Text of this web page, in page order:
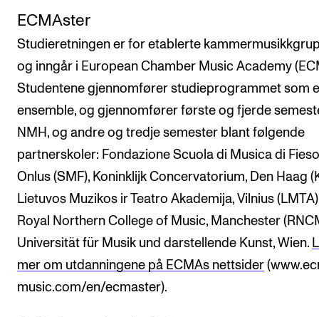
ECMAster
Studieretningen er for etablerte
og inngår i European Chamber Music Academy
Studentene gjennomfører studieprogrammet som
ensemble, og gjennomfører første og fjerde
NMH, og andre og tredje semester blant følgende
partnerskoler: Fondazione Scuola di Musica di
Onlus (SMF), Koninklijk Concervatorium, Den Haag
Lietuvos Muzikos ir Teatro Akademija, Vilnius
Royal Northern College of Music, Manchester
Universität für Musik und darstellende Kunst, Wien.
mer om utdanningene på ECMAs nettsider
music.com/en/ecmaster).